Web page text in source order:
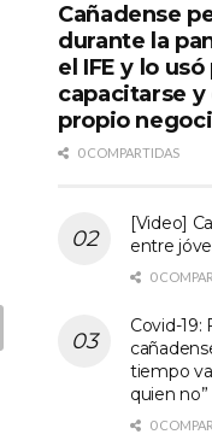
Cañadense
durante la
el IFE y lo usó
capacitarse
propio
0 COMPARTIDAS
[Video]
entre
0
Covid-19:
tiempo
quien no”
0